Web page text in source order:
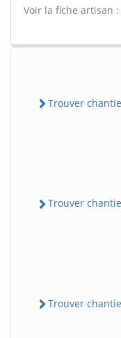
Voir la fiche artisan :
Trouver
Trouver
Trouver